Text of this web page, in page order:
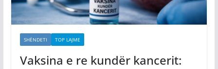
SHËNDETI TOP LAJME
Vaksina e re kundër kancerit: